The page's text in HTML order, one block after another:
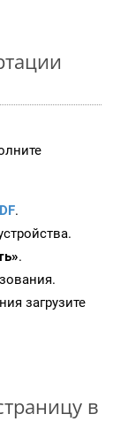
.
.
загрузите
в